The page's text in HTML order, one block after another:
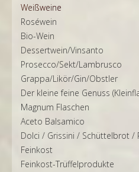
Weißweine
Roséwein
Bio-Wein
Dessertwein/Vinsanto
Prosecco/Sekt/Lambrusco
Grappa/Likör/Gin/Obstler
Der kleine feine Genuss
Magnum Flaschen
Aceto Balsamico
Dolci / Grissini / Schüttelbrot /
Feinkost
Feinkost-Trüffelprodukte